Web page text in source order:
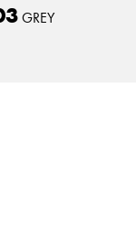
GREY